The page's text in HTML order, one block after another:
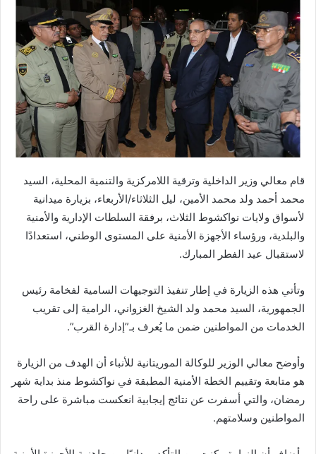
قام معالي وزير الداخلية وترقية اللامركزية والتنمية المحلية، السيد
محمد أحمد ولد محمد الأمين، ليل الثلاثاء/الأربعاء، بزيارة ميدانية
لأسواق ولايات نواكشوط الثلاث، برفقة السلطات الإدارية والأمنية
والبلدية، ورؤساء الأجهزة الأمنية على المستوى الوطني، استعدادًا
لاستقبال عيد الفطر المبارك.
وتأتي هذه الزيارة في إطار تنفيذ التوجيهات السامية لفخامة رئيس
الجمهورية، السيد محمد ولد الشيخ الغزواني، الرامية إلى تقريب
الخدمات من المواطنين ضمن ما يُعرف بـ”إدارة القرب”.
وأوضح معالي الوزير للوكالة الموريتانية للأنباء أن الهدف من الزيارة
هو متابعة وتقييم الخطة الأمنية المطبقة في نواكشوط منذ بداية شهر
رمضان، والتي أسفرت عن نتائج إيجابية انعكست مباشرة على راحة
المواطنين وسلامتهم.